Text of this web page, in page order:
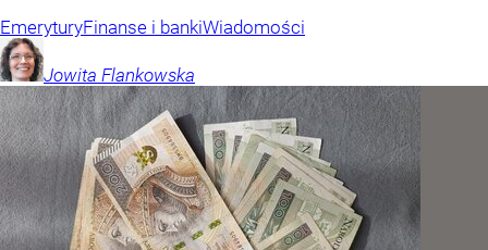
EmeryturyFinanse i bankiWiadomości
Jowita Flankowska